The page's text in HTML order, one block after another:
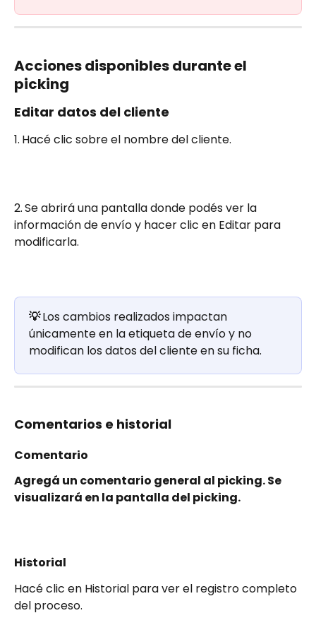
Acciones disponibles durante el
picking
Editar datos del cliente
1. Hacé clic sobre el nombre del cliente.
2.Se abrirá una pantalla donde podés ver la
información de envío y hacer clic en Editar para
modificarla.
💡 Los cambios realizados impactan
únicamente en la etiqueta de envío y no
modifican los datos del cliente en su ficha.
Comentarios e historial
Comentario
Agregá un comentario general al picking. Se
visualizará en la pantalla del picking.
Historial
Hacé clic en Historial para ver el registro completo
del proceso.